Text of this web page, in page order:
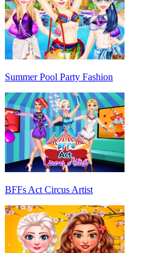
Summer Pool Party Fashion
BFFs Act Circus Artist